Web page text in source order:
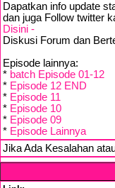
Dapatkan info update
dan juga Follow twitter
Disini -
Diskusi Forum dan
Episode lainnya:
* batch Episode 01-12
* Episode 12 END
* Episode 11
* Episode 10
* Episode 09
* Episode Lainnya
Jika Ada Kesalahan